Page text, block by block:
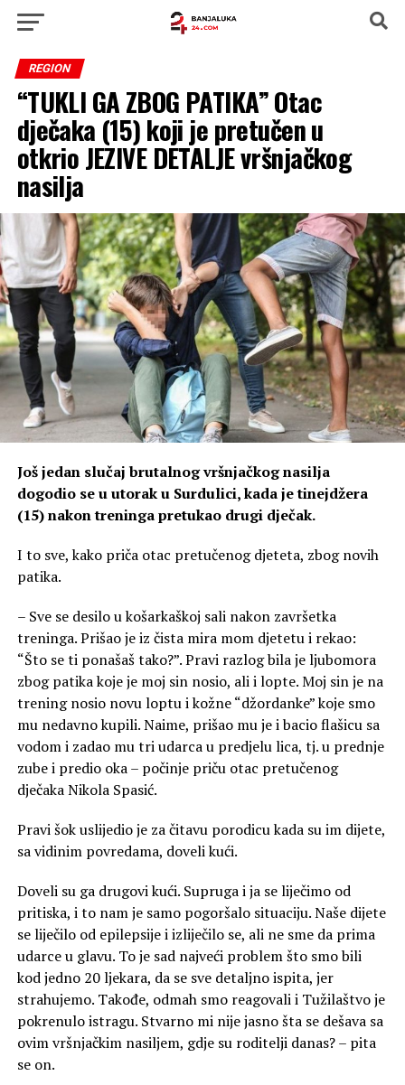
REGION
“TUKLI GA ZBOG PATIKA” Otac
dječaka (15) koji je pretučen u
otkrio JEZIVE DETALJE vršnjačkog
nasilja
Još jedan slučaj brutalnog vršnjačkog nasilja
dogodio se u utorak u Surdulici, kada je tinejdžera
(15) nakon treninga pretukao drugi dječak.
I to sve, kako priča otac pretučenog djeteta, zbog novih
patika.
– Sve se desilo u košarkaškoj sali nakon završetka
treninga. Prišao je iz čista mira mom djetetu i rekao:
“Što se ti ponašaš tako?”. Pravi razlog bila je ljubomora
zbog patika koje je moj sin nosio, ali i lopte. Moj sin je na
trening nosio novu loptu i kožne “džordanke” koje smo
mu nedavno kupili. Naime, prišao mu je i bacio flašicu sa
vodom i zadao mu tri udarca u predjelu lica, tj. u prednje
zube i predio oka – počinje priču otac pretučenog
dječaka Nikola Spasić.
Pravi šok uslijedio je za čitavu porodicu kada su im dijete,
sa vidinim povredama, doveli kući.
Doveli su ga drugovi kući. Supruga i ja se liječimo od
pritiska, i to nam je samo pogoršalo situaciju. Naše dijete
se liječilo od epilepsije i izliječilo se, ali ne sme da prima
udarce u glavu. To je sad najveći problem što smo bili
kod jedno 20 ljekara, da se sve detaljno ispita, jer
strahujemo. Takođe, odmah smo reagovali i Tužilaštvo je
pokrenulo istragu. Stvarno mi nije jasno šta se dešava sa
ovim vršnjačkim nasiljem, gdje su roditelji danas? – pita
se on.